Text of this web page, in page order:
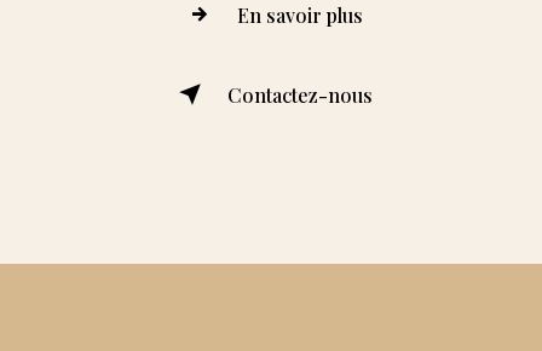
En savoir plus
Contactez-nous